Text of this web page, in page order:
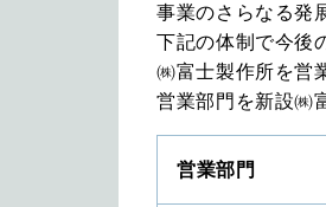
事業のさらなる発
下記の体制で今後
㈱富士製作所を営
営業部門を新設㈱
営業部門